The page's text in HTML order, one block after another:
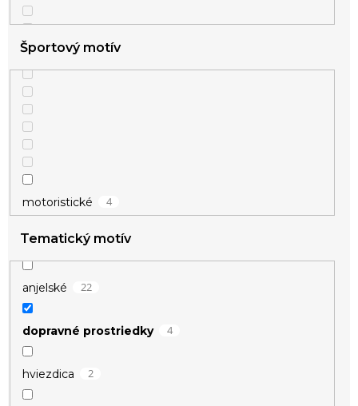
Športový motív
motoristické 4
Tematický motív
anjelské 22
dopravné prostriedky 4
hviezdica 2